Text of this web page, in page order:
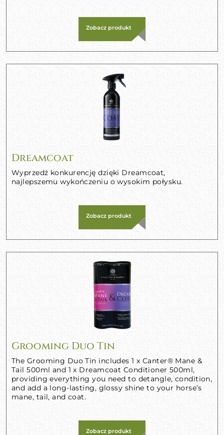
Zobacz produkt
Dreamcoat
Wyprzedź konkurencję dzięki Dreamcoat,
najlepszemu wykończeniu o wysokim połysku.
Zobacz produkt
Grooming Duo Tin
The Grooming Duo Tin includes 1 x Canter® Mane &
Tail 500ml and 1 x Dreamcoat Conditioner 500ml,
providing everything you need to detangle, condition,
and add a long-lasting, glossy shine to your horse’s
mane, tail, and coat.
Zobacz produkt